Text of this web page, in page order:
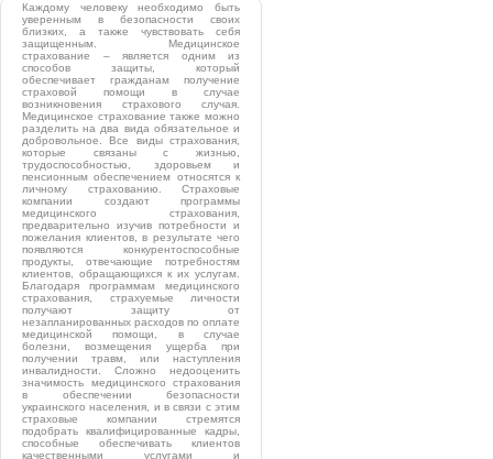
Каждому человеку необходимо быть
уверенным в безопасности своих
близких, а также чувствовать себя
защищенным. Медицинское
страхование – является одним из
способов защиты, который
обеспечивает гражданам получение
страховой помощи в случае
возникновения страхового случая.
Медицинское страхование также можно
разделить на два вида обязательное и
добровольное. Все виды страхования,
которые связаны с жизнью,
трудоспособностью, здоровьем и
пенсионным обеспечением относятся к
личному страхованию. Страховые
компании создают программы
медицинского страхования,
предварительно изучив потребности и
пожелания клиентов, в результате чего
появляются конкурентоспособные
продукты, отвечающие потребностям
клиентов, обращающихся к их услугам.
Благодаря программам медицинского
страхования, страхуемые личности
получают защиту от
незапланированных расходов по оплате
медицинской помощи, в случае
болезни, возмещения ущерба при
получении травм, или наступления
инвалидности. Сложно недооценить
значимость медицинского страхования
в обеспечении безопасности
украинского населения, и в связи с этим
страховые компании стремятся
подобрать квалифицированные кадры,
способные обеспечивать клиентов
качественными услугами и